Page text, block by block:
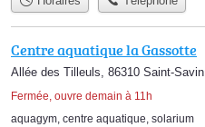
Centre aquatique la Gassotte
Allée des Tilleuls, 86310 Saint-Savin
Fermée, ouvre demain à 11h
aquagym, centre aquatique, solarium